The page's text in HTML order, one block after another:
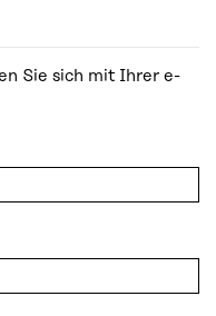
Sie sich mit Ihrer e-